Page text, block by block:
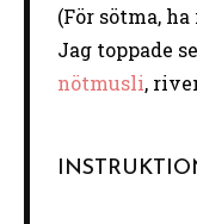
(För sötma,
Jag toppade
nötmusli,